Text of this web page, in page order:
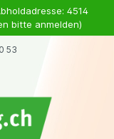
4514
bitte anmelden)
53